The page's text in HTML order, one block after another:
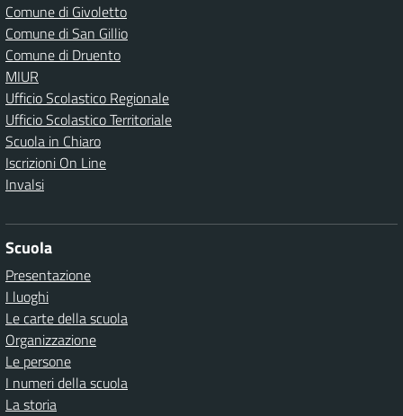
Comune di Givoletto
Comune di San Gillio
Comune di Druento
MIUR
Ufficio Scolastico Regionale
Ufficio Scolastico Territoriale
Scuola in Chiaro
Iscrizioni On Line
Invalsi
Scuola
Presentazione
I luoghi
Le carte della scuola
Organizzazione
Le persone
I numeri della scuola
La storia